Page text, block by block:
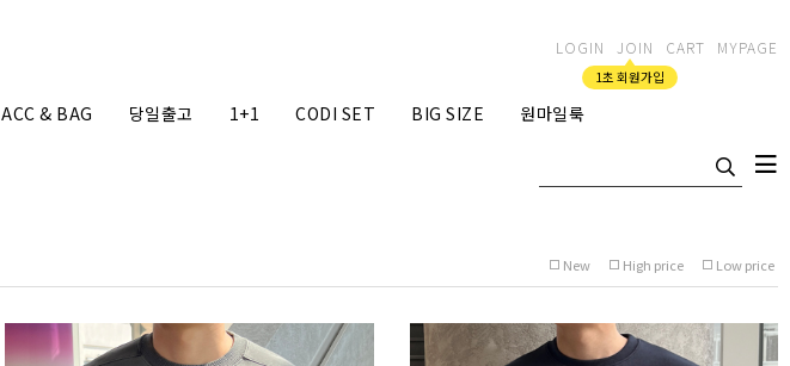
LOGIN JOIN
1초 회원가입
CART MYPAGE
ACC & BAG 당일출고 1+1 CODI SET BIG SIZE 원마일룩
New High price Low price